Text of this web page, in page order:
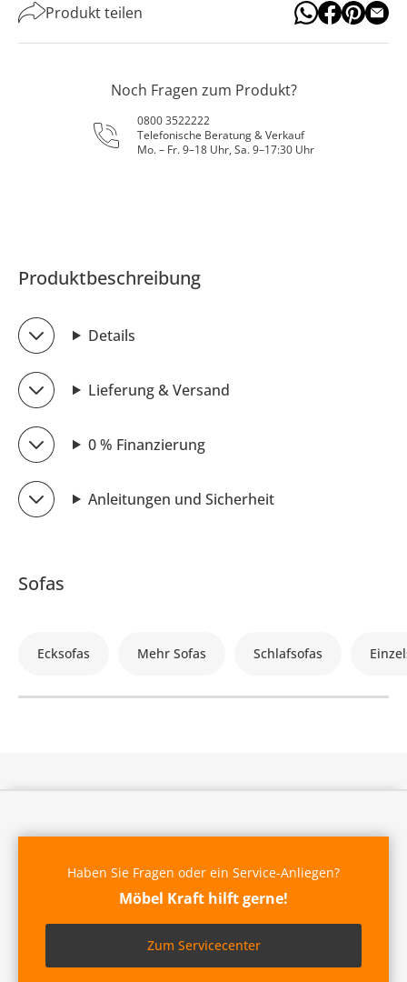
Produkt teilen
Noch Fragen zum Produkt?
0800 3522222
Telefonische Beratung & Verkauf
Mo. – Fr. 9–18 Uhr, Sa. 9–17:30 Uhr
Produktbeschreibung
Details
Lieferung & Versand
0 % Finanzierung
Anleitungen und Sicherheit
Sofas
Ecksofas Mehr Sofas Schlafsofas
Haben Sie Fragen oder ein Service-Anliegen?
Möbel Kraft hilft gerne!
Zum Servicecenter